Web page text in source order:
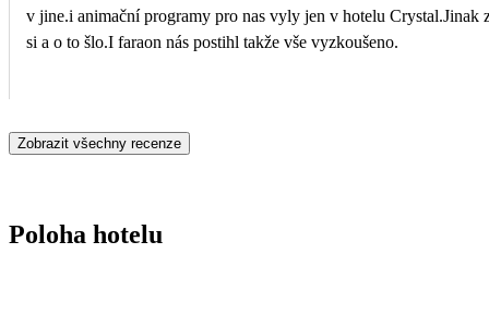
v jine.i animační programy pro nas vyly jen v hotelu Crystal.Jinak
si a o to šlo.I faraon nás postihl takže vše vyzkoušeno.
Zobrazit všechny recenze
Poloha hotelu